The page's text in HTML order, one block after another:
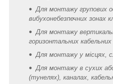
Для монтажу групових
вибухонебезпечних зонах
Для монтажу
горизонтальних кабельних
Для монтажу у місцях,
Для монтажу в сухих
(тунелях), каналах,